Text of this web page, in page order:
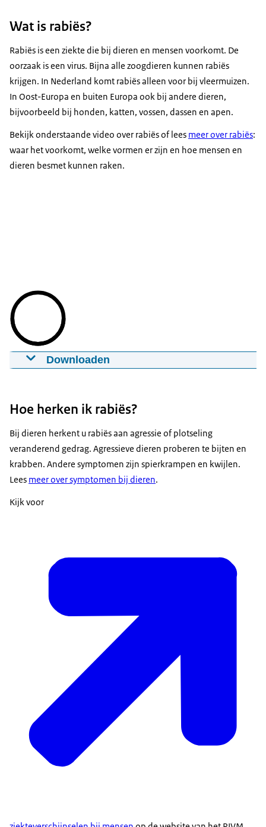
Wat is rabiës?
Rabiës is een ziekte die bij dieren en mensen voorkomt. De
oorzaak is een virus. Bijna alle zoogdieren kunnen rabiës
krijgen. In Nederland komt rabiës alleen voor bij vleermuizen.
In Oost-Europa en buiten Europa ook bij andere dieren,
bijvoorbeeld bij honden, katten, vossen, dassen en apen.
Bekijk onderstaande video over rabiës of lees meer over rabiës:
waar het voorkomt, welke vormen er zijn en hoe mensen en
dieren besmet kunnen raken.
Downloaden
Download
Ondertiteling
7,2 KB
Download
Hoe herken ik rabiës?
Bij dieren herkent u rabiës aan agressie of plotseling
veranderend gedrag. Agressieve dieren proberen te bijten en
krabben. Andere symptomen zijn spierkrampen en kwijlen.
Lees meer over symptomen bij dieren.
Kijk voor